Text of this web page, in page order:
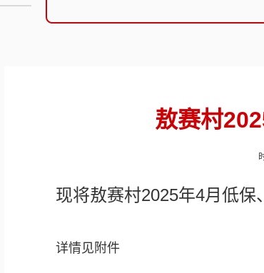
敖赛村
现将敖赛村2025年4月低
详情见附件